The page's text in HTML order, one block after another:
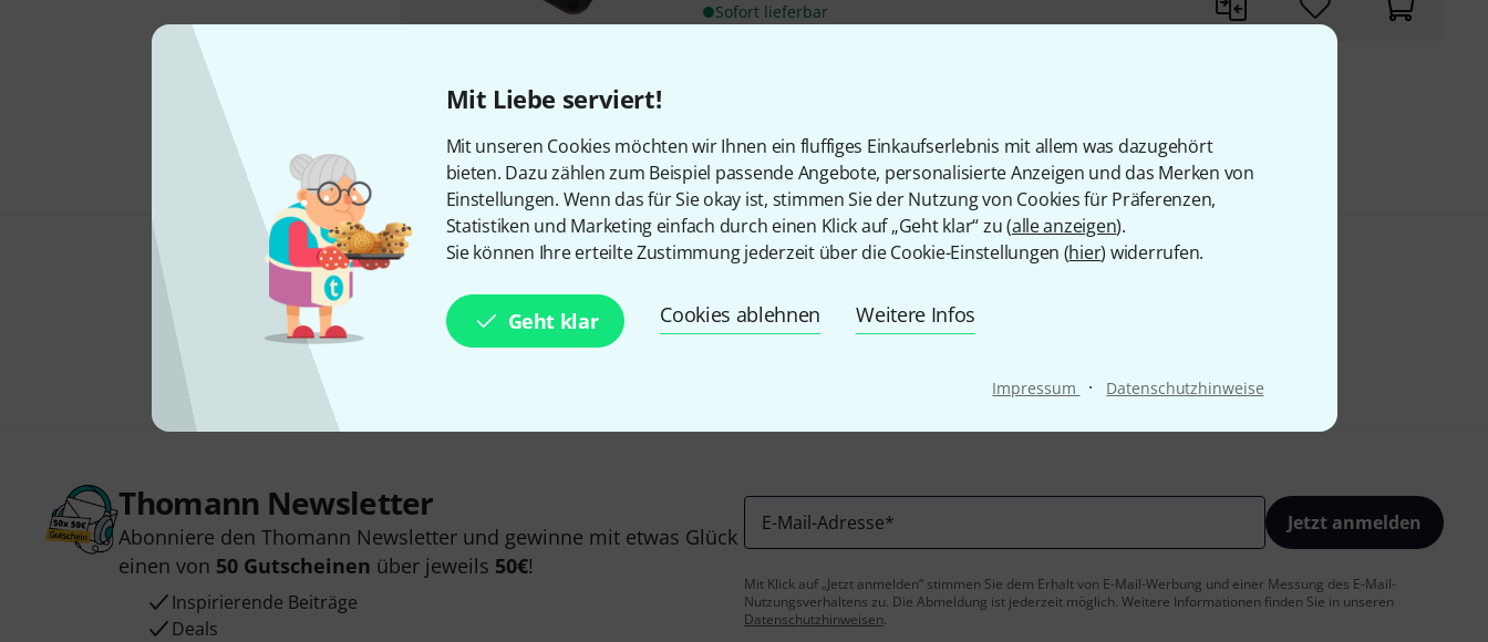
Mit Liebe serviert!
Mit unseren Cookies möchten wir Ihnen ein fluffiges Einkaufserlebnis mit allem was dazugehört
bieten. Dazu zählen zum Beispiel passende Angebote, personalisierte Anzeigen und das Merken von
Einstellungen. Wenn das für Sie okay ist, stimmen Sie der Nutzung von Cookies für Präferenzen,
Statistiken und Marketing einfach durch einen Klick auf „Geht klar“ zu (alle anzeigen).
Sie können Ihre erteilte Zustimmung jederzeit über die Cookie-Einstellungen (hier) widerrufen.
Geht klar Cookies ablehnen Weitere Infos
Impressum · Datenschutzhinweise
Sofort lieferbar
Gefällt Ihnen, was Sie sehen?
Teilen Hilfe & Feedback
Thomann Newsletter
Abonniere den Thomann Newsletter und gewinne mit etwas Glück
einen von 50 Gutscheinen über jeweils 50€!
Inspirierende Beiträge
Deals
E-Mail-Adresse* Jetzt anmelden
Mit Klick auf „Jetzt anmelden“ stimmen Sie dem Erhalt von E-Mail-Werbung und einer Messung des E-Mail-
Nutzungsverhaltens zu. Die Abmeldung ist jederzeit möglich. Weitere Informationen finden Sie in unseren
Datenschutzhinweisen.